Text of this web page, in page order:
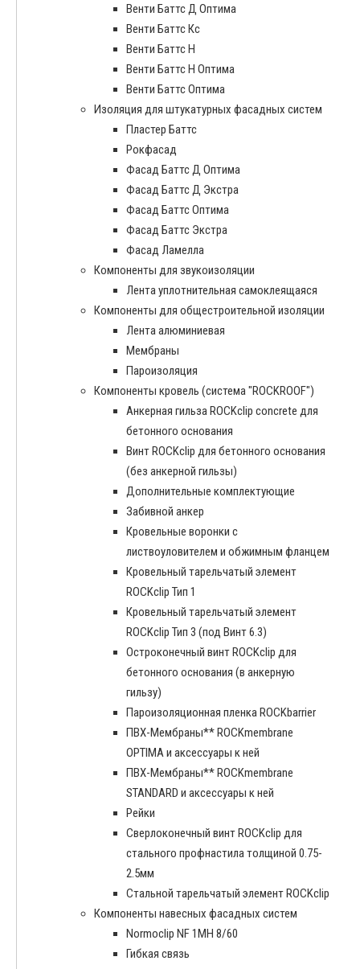
Венти Баттс Д Оптима
Венти Баттс Кс
Венти Баттс Н
Венти Баттс Н Оптима
Венти Баттс Оптима
Изоляция для штукатурных фасадных систем
Пластер Баттс
Рокфасад
Фасад Баттс Д Оптима
Фасад Баттс Д Экстра
Фасад Баттс Оптима
Фасад Баттс Экстра
Фасад Ламелла
Компоненты для звукоизоляции
Лента уплотнительная самоклеящаяся
Компоненты для общестроительной изоляции
Лента алюминиевая
Мембраны
Пароизоляция
Компоненты кровель (система "ROCKROOF")
Анкерная гильза ROCKclip concrete для
бетонного основания
Винт ROCKclip для бетонного основания
(без анкерной гильзы)
Дополнительные комплектующие
Забивной анкер
Кровельные воронки с
листвоуловителем и обжимным фланцем
Кровельный тарельчатый элемент
ROCKclip Тип 1
Кровельный тарельчатый элемент
ROCKclip Тип 3 (под Винт 6.3)
Остроконечный винт ROCKclip для
бетонного основания (в анкерную
гильзу)
Пароизоляционная пленка ROCKbarrier
ПВХ-Мембраны** ROCKmembrane
OPTIMA и аксессуары к ней
ПВХ-Мембраны** ROCKmembrane
STANDARD и аксессуары к ней
Рейки
Сверлоконечный винт ROCKclip для
стального профнастила толщиной 0.75-
2.5мм
Стальной тарельчатый элемент ROCKclip
Компоненты навесных фасадных систем
Normoclip NF 1MH 8/60
Гибкая связь